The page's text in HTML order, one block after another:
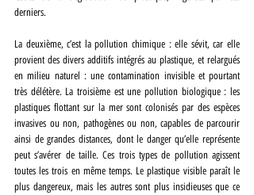
derniers.
La deuxième, c’est la pollution chimique : elle sévit, car elle
provient des divers additifs intégrés au plastique, et relargués
en milieu naturel : une contamination invisible et pourtant
très délétère. La troisième est une pollution biologique : les
plastiques flottant sur la mer sont colonisés par des espèces
invasives ou non, pathogènes ou non, capables de parcourir
ainsi de grandes distances, dont le danger qu’elle représente
peut s’avérer de taille. Ces trois types de pollution agissent
toutes les trois en même temps. Le plastique visible paraît le
plus dangereux, mais les autres sont plus insidieuses que ce